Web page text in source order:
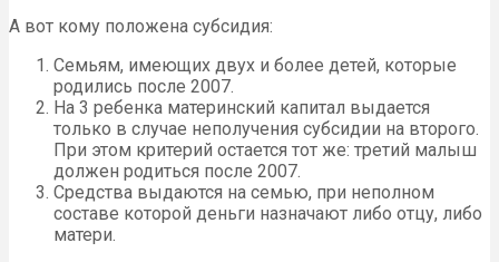
А вот кому положена субсидия:
Семьям, имеющих двух и более детей, которые
родились после 2007.
На 3 ребенка материнский капитал выдается
только в случае неполучения субсидии на второго.
При этом критерий остается тот же: третий малыш
должен родиться после 2007.
Средства выдаются на семью, при неполном
составе которой деньги назначают либо отцу, либо
матери.